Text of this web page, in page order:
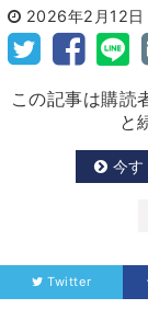
2026年2月12日
この記事は購読
と
今す
Twitter